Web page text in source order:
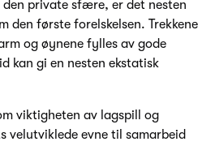
den private sfære, er det nesten
den første forelskelsen. Trekkene
og øynene fylles av gode
kan gi en nesten ekstatisk
viktigheten av lagspill og
velutviklede evne til samarbeid